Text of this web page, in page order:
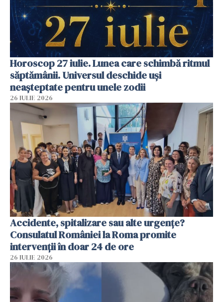
Horoscop 27 iulie. Lunea care schimbă ritmul
săptămânii. Universul deschide uși
neașteptate pentru unele zodii
26 IULIE 2026
Accidente, spitalizare sau alte urgențe?
Consulatul României la Roma promite
intervenții în doar 24 de ore
26 IULIE 2026